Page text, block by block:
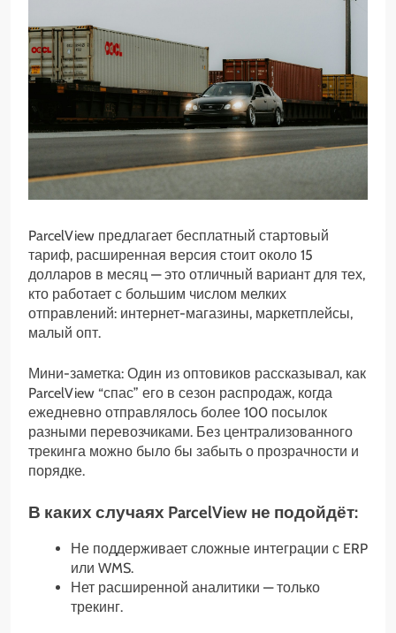
ParcelView предлагает бесплатный стартовый
тариф, расширенная версия стоит около 15
долларов в месяц — это отличный вариант для тех,
кто работает с большим числом мелких
отправлений: интернет-магазины, маркетплейсы,
малый опт.
Мини-заметка: Один из оптовиков рассказывал, как
ParcelView “спас” его в сезон распродаж, когда
ежедневно отправлялось более 100 посылок
разными перевозчиками. Без централизованного
трекинга можно было бы забыть о прозрачности и
порядке.
В каких случаях ParcelView не подойдёт:
Не поддерживает сложные интеграции с ERP
или WMS.
Нет расширенной аналитики — только
трекинг.